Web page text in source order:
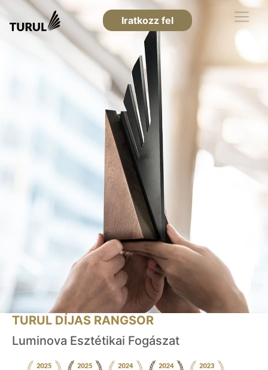
Iratkozz fel
TURUL DÍJAS RANGSOR
Luminova Esztétikai Fogászat